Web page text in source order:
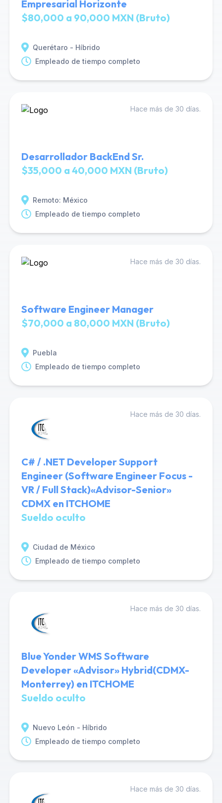
Empresarial Horizonte
$80,000 a 90,000 MXN (Bruto)
Querétaro - Híbrido
Empleado de tiempo completo
Hace más de 30 días.
Desarrollador BackEnd Sr.
$35,000 a 40,000 MXN (Bruto)
Remoto: México
Empleado de tiempo completo
Hace más de 30 días.
Software Engineer Manager
$70,000 a 80,000 MXN (Bruto)
Puebla
Empleado de tiempo completo
Hace más de 30 días.
C# / .NET Developer Support
Engineer (Software Engineer Focus -
VR / Full Stack)«Advisor-Senior»
CDMX en ITCHOME
Sueldo oculto
Ciudad de México
Empleado de tiempo completo
Hace más de 30 días.
Blue Yonder WMS Software
Developer «Advisor» Hybrid(CDMX-
Monterrey) en ITCHOME
Sueldo oculto
Nuevo León - Híbrido
Empleado de tiempo completo
Hace más de 30 días.